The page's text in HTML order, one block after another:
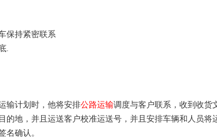
保持紧密联系
.
输计划时，他将安排公路运输调度与客户联系，收到收货
地，并且运送客户校准运送号，并且安排车辆和人员将
名确认。